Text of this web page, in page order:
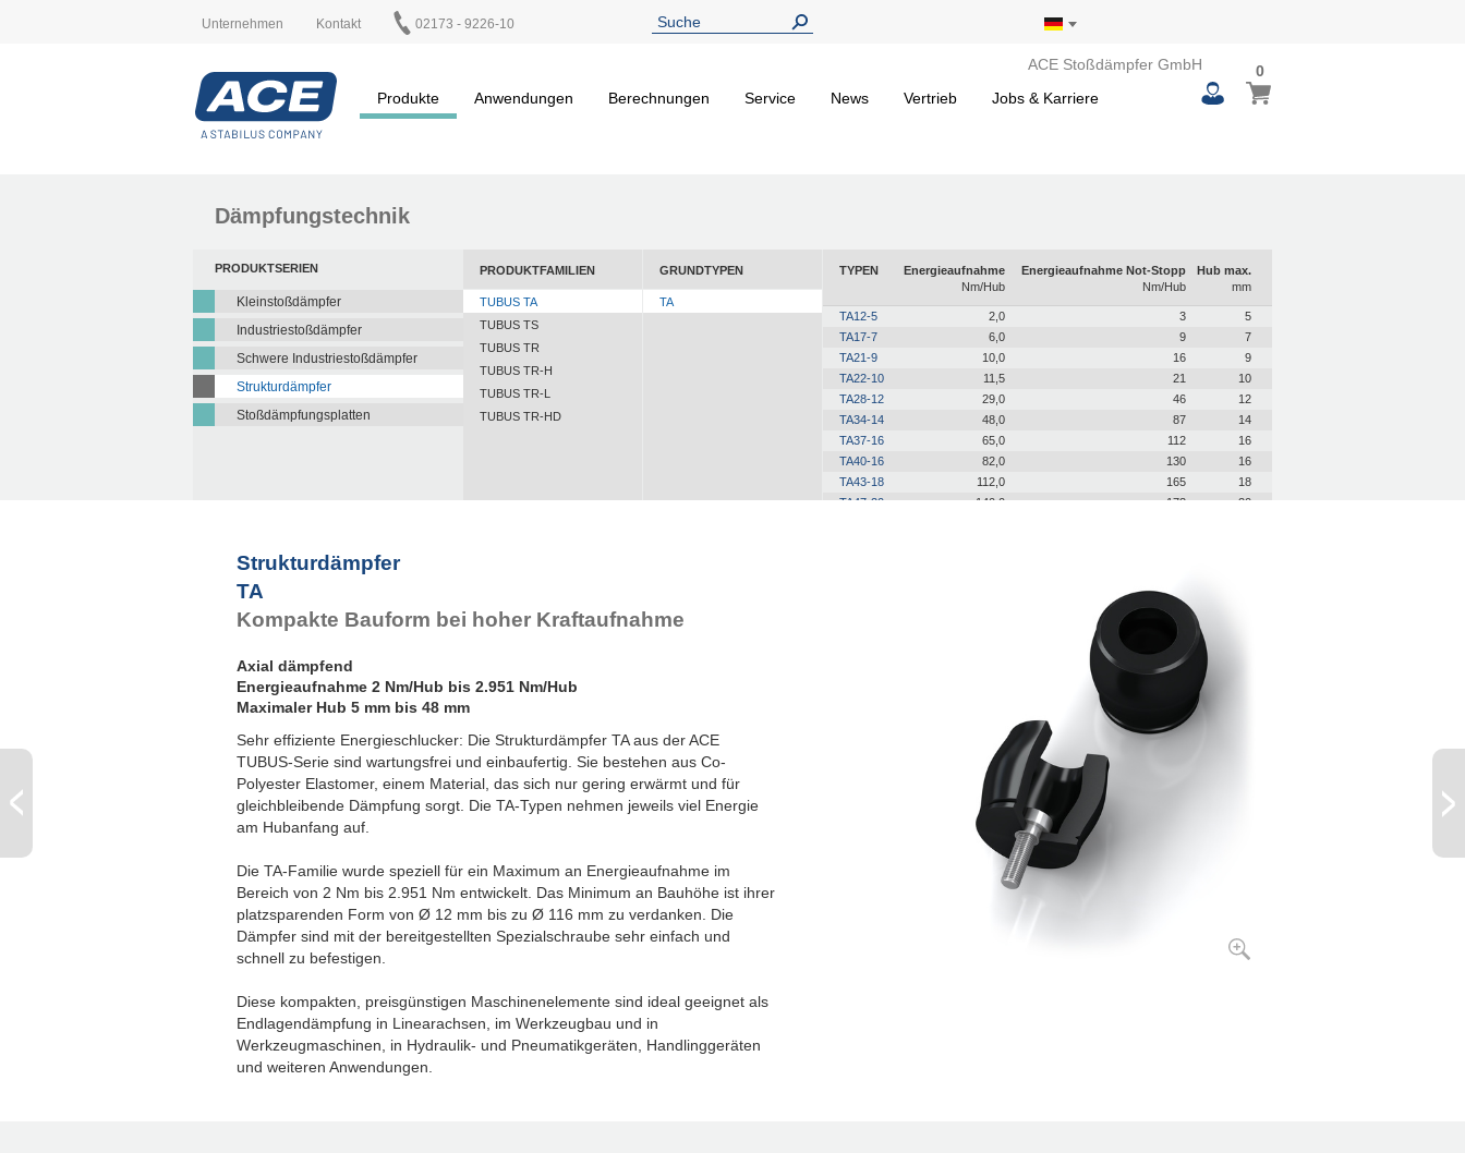
Unternehmen Kontakt 02173 - 9226-10
ACE Stoßdämpfer GmbH
Produkte
Anwendungen Berechnungen Service News Vertrieb Jobs & Karriere
Mein Warenkorb
00
items
Dämpfungstechnik
PRODUKTSERIEN
Kleinstoßdämpfer
Industriestoßdämpfer
Schwere Industriestoßdämpfer
Strukturdämpfer
Stoßdämpfungsplatten
PRODUKTFAMILIEN
TUBUS TA
TUBUS TS
TUBUS TR
TUBUS TR-H
TUBUS TR-L
TUBUS TR-HD
GRUNDTYPEN
TA
TYPEN
Energieaufnahme
Nm/Hub
Energieaufnahme Not-Stopp
Nm/Hub
Hub max.
mm
TA12-5 2,0 3
5
TA17-7
6,0 9
7
TA21-9
10,0 16
9
TA22-10
11,5 21
10
TA28-12
29,0 46
12
TA34-14
48,0 87
14
TA37-16
65,0 112
16
TA40-16
82,0 130
16
TA43-18
112,0 165
18
TA47-20
140,0 173
20
468
524
559
831
1.249
1.147,0
2.014,0
Strukturdämpfer
TA
Kompakte Bauform bei hoher Kraftaufnahme
Axial dämpfend
Energieaufnahme 2 Nm/Hub bis 2.951 Nm/Hub
Maximaler Hub 5 mm bis 48 mm
Sehr effiziente Energieschlucker: Die Strukturdämpfer TA aus der ACE
TUBUS-Serie sind wartungsfrei und einbaufertig. Sie bestehen aus Co-
Polyester Elastomer, einem Material, das sich nur gering erwärmt und für
gleichbleibende Dämpfung sorgt. Die TA-Typen nehmen jeweils viel Energie
am Hubanfang auf.
Die TA-Familie wurde speziell für ein Maximum an Energieaufnahme im
Bereich von 2 Nm bis 2.951 Nm entwickelt. Das Minimum an Bauhöhe ist ihrer
platzsparenden Form von Ø 12 mm bis zu Ø 116 mm zu verdanken. Die
Dämpfer sind mit der bereitgestellten Spezialschraube sehr einfach und
schnell zu befestigen.
Diese kompakten, preisgünstigen Maschinenelemente sind ideal geeignet als
Endlagendämpfung in Linearachsen, im Werkzeugbau und in
Werkzeugmaschinen, in Hydraulik- und Pneumatikgeräten, Handlinggeräten
und weiteren Anwendungen.